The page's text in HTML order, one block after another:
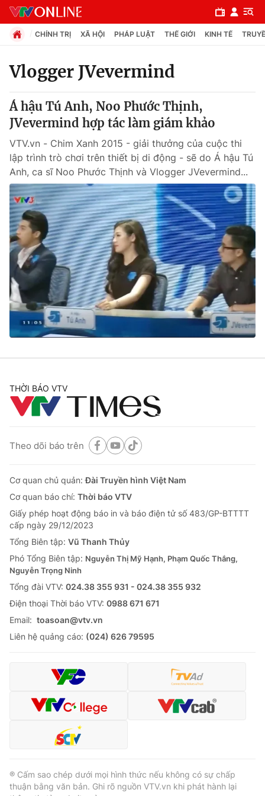
Chuyên mục
Chính trị
Xã hội
Pháp luật
Y tế
Thế giới
Tin tức
Thế giới đó đây
Câu chuyện quốc tế
Kinh tế
Tài chính
Thị trường
Góc doanh nghiệp
Dữ liệu và đời sống
Truyền hình
Phim VTV
Hậu trường
Giải sao mai
Giải trí
Điện ảnh
Âm nhạc
Du lịch
Làm đẹp
Chất lượng cuộc sống
Tuyển sinh
Học trực tuyến
Công nghệ
Hitech Công nghệ tương lai
Sản phẩm
Thị trường
Tư vấn
Giao lưu trực tuyến
Lịch phát sóng
Chuyên mục khác
Emagazine Podcast
Video Shorts video
VTV Money
VTV Sức khoẻ Bất động sản
CHÍNH TRỊ XÃ HỘI PHÁP LUẬT THẾ GIỚI KINH TẾ
Vlogger JVevermind
Á hậu Tú Anh, Noo Phước Thịnh,
JVevermind hợp tác làm giám khảo
VTV.vn - Chim Xanh 2015 - giải thưởng của cuộc thi
lập trình trò chơi trên thiết bị di động - sẽ do Á hậu Tú
Anh, ca sĩ Noo Phước Thịnh và Vlogger JVevermind...
THỜI BÁO VTV
Theo dõi báo trên
Cơ quan chủ quản:Đài Truyền hình Việt Nam
Cơ quan báo chí: Thời báo VTV
Giấy phép hoạt động báo in và báo điện tử số 483/GP-BTTTT
cấp ngày 29/12/2023
Tổng Biên tập: Vũ Thanh Thủy
Phó Tổng Biên tập: Nguyễn Thị Mỹ Hạnh, Phạm Quốc Thắng,
Nguyễn Trọng Ninh
Tổng đài VTV: 024.38 355 931 - 024.38 355 932
Ðiện thoại Thời báo VTV: 0988 671 671
Email: toasoan@vtv.vn
Liên hệ quảng cáo: (024) 626 79595
® Cấm sao chép dưới mọi hình thức nếu không có sự chấp
thuận bằng văn bản. Ghi rõ nguồn VTV.vn khi phát hành lại